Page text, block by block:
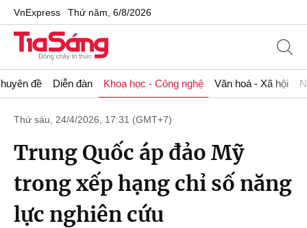
VnExpress Thứ năm, 6/8/2026
đề Diễn đàn Khoa học - Công nghệ Văn hoá - Xã hội
Thứ sáu, 24/4/2026, 17:31 (GMT+7)
Trung Quốc áp đảo Mỹ
trong xếp hạng chỉ số năng
lực nghiên cứu